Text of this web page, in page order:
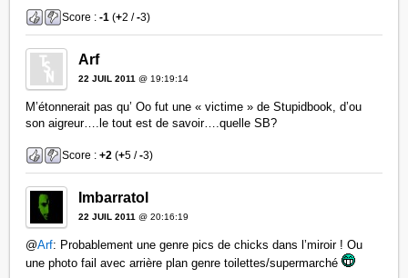
Score :-1 (+2 /-3)
Arf
22 JUIL 2011 @ 19:19:14
M’étonnerait pas qu’ Oo fut une « victime » de Stupidbook, d’ou
son aigreur….le tout est de savoir….quelle SB?
Score :+2 (+5 /-3)
Imbarratol
22 JUIL 2011 @ 20:16:19
@Arf: Probablement une genre pics de chicks dans l’miroir ! Ou
une photo fail avec arrière plan genre toilettes/supermarché